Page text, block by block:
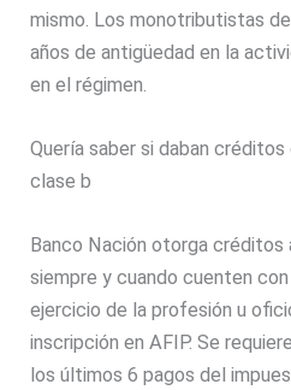
mismo. Los monotributistas
años de antigüedad en la
en el régimen.
Quería saber si daban
clase b
Banco Nación otorga créditos
siempre y cuando cuenten
ejercicio de la profesión u
inscripción en AFIP. Se
los últimos 6 pagos del